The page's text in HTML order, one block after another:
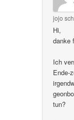
jojo
Hi,
danke
Ich
Ende-
tun?